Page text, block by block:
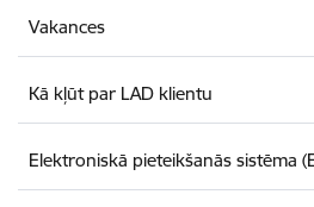
Vakances
Kā kļūt par LAD klientu
Elektroniskā pieteikšanās sistēma